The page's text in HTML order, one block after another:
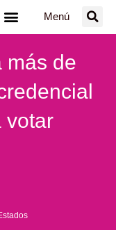
Menú
más de
votar